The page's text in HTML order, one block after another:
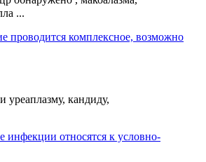
...
проводится комплексное, возможно
кандиду,
относятся к условно-